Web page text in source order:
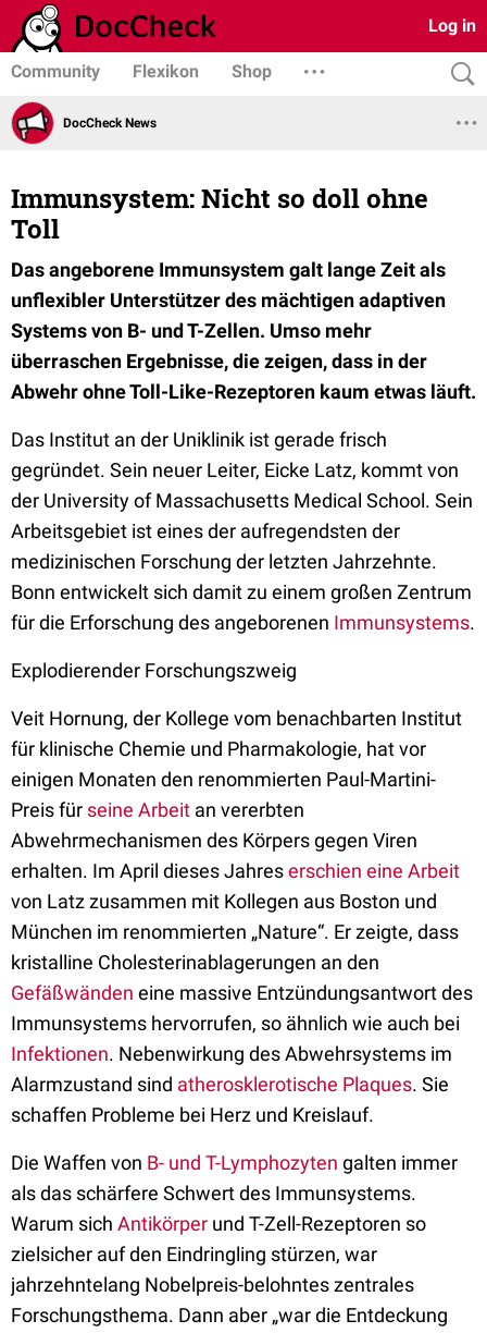
Log in
Community Flexikon Shop
DocCheck News
Immunsystem: Nicht so doll ohne
Toll
Das angeborene Immunsystem galt lange Zeit als
unflexibler Unterstützer des mächtigen adaptiven
Systems von B- und T-Zellen. Umso mehr
überraschen Ergebnisse, die zeigen, dass in der
Abwehr ohne Toll-Like-Rezeptoren kaum etwas läuft.
Das Institut an der Uniklinik ist gerade frisch
gegründet. Sein neuer Leiter, Eicke Latz, kommt von
der University of Massachusetts Medical School. Sein
Arbeitsgebiet ist eines der aufregendsten der
medizinischen Forschung der letzten Jahrzehnte.
Bonn entwickelt sich damit zu einem großen Zentrum
für die Erforschung des angeborenen Immunsystems.
Explodierender Forschungszweig
Veit Hornung, der Kollege vom benachbarten Institut
für klinische Chemie und Pharmakologie, hat vor
einigen Monaten den renommierten Paul-Martini-
Preis für seine Arbeit an vererbten
Abwehrmechanismen des Körpers gegen Viren
erhalten. Im April dieses Jahreserschien eine Arbeit
von Latz zusammen mit Kollegen aus Boston und
München im renommierten „Nature“. Er zeigte, dass
kristalline Cholesterinablagerungen an den
Gefäßwänden eine massive Entzündungsantwort des
Immunsystems hervorrufen, so ähnlich wie auch bei
Infektionen. Nebenwirkung des Abwehrsystems im
Alarmzustand sind atherosklerotische Plaques. Sie
schaffen Probleme bei Herz und Kreislauf.
Die Waffen von B- und T-Lymphozyten galten immer
als das schärfere Schwert des Immunsystems.
Warum sich Antikörper und T-Zell-Rezeptoren so
zielsicher auf den Eindringling stürzen, war
jahrzehntelang Nobelpreis-belohntes zentrales
Forschungsthema. Dann aber „war die Entdeckung